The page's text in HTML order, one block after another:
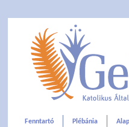
Fenntartó Plébánia